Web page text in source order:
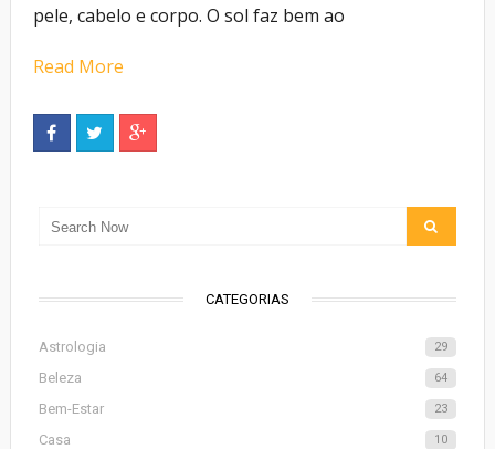
pele, cabelo e corpo. O sol faz bem ao
Read More
CATEGORIAS
Astrologia 29
Beleza 64
Bem-Estar 23
Casa 10